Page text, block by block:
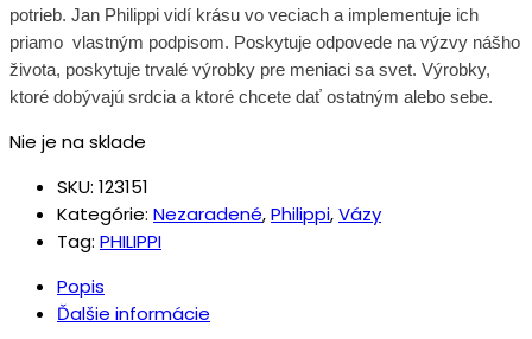
potrieb. Jan Philippi vidí krásu vo veciach a implementuje ich
priamo vlastným podpisom. Poskytuje odpovede na výzvy nášho
života, poskytuje trvalé výrobky pre meniaci sa svet. Výrobky,
ktoré dobývajú srdcia a ktoré chcete dať ostatným alebo sebe.
Nie je na sklade
SKU: 123151
Kategórie: Nezaradené,Philippi,Vázy
Tag: PHILIPPI
Popis
Ďalšie informácie